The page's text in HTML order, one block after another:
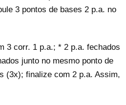
3 pontos de bases 2 p.a. no
3 corr. 1 p.a.; * 2 p.a. fechados
junto no mesmo ponto de
(3x); finalize com 2 p.a. Assim,